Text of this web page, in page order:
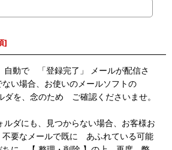
]
自動で 「登録完了」 メールが配信さ
ない場合、お使いのメールソフトの
ダを、念のため ご確認くださいませ。
ダにも、見つからない場合、お客様お
不要なメールで既に あふれている可能